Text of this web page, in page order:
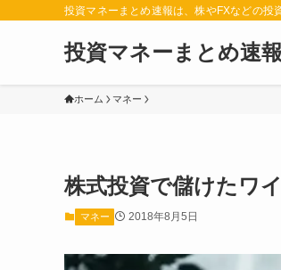
投資マネーまとめ速報は、株やFXなどの投
投資マネーまとめ速報
ホーム マネー
株式投資で儲けたワ
マネー 2018年8月5日